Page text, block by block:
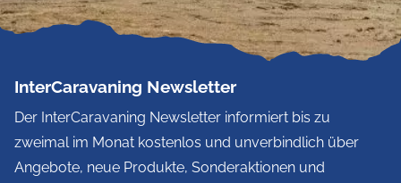
InterCaravaning Newsletter
Der InterCaravaning Newsletter informiert bis zu
zweimal im Monat kostenlos und unverbindlich über
Angebote, neue Produkte, Sonderaktionen und